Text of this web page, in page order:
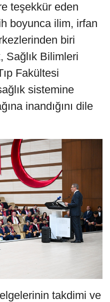
teşekkür eden
boyunca ilim, irfan
biri
Sağlık Bilimleri
Fakültesi
sistemine
inandığını dile
takdimi ve